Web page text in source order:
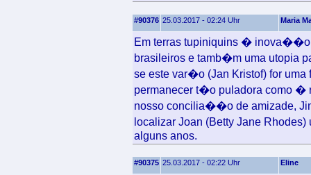
#90376 25.03.2017 - 02:24 Uhr Maria
Em terras tupiniquins �
brasileiros e tamb�m uma utopia
se este var�o (Jan Kristof) for
permanecer t�o puladora como �
nosso concilia��o de amizade,
localizar Joan (Betty Jane
alguns anos.
#90375 25.03.2017 - 02:22 Uhr Eline